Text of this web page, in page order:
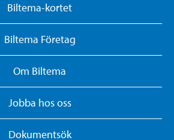
Biltema-kortet
Biltema Företag
Om Biltema
Jobba hos oss
Dokumentsök